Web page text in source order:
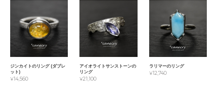
ジンカイトのリング (ダブレ
ット)
¥14,560
アイオライトサンストーンの
リング
¥21,100
ラリマーのリング
¥12,740